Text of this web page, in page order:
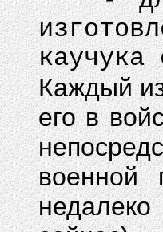
каучука
Каждый
его в
военной
недалеко